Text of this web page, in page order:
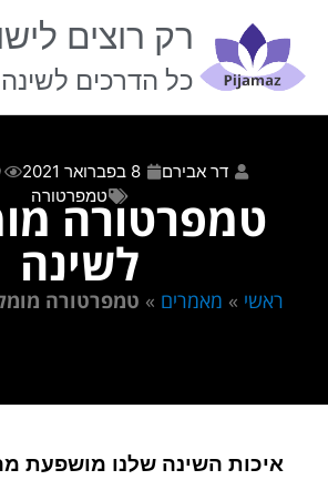
רק רוצים
כל הדרכים
דר אבירם 8 בפברואר 2021
טמפרטורה
טמפרטורה
לשינה
ראשי » מאמרים » טמפרטורה
איכות השינה שלנו מושפעת